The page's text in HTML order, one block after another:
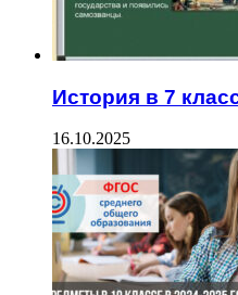
История в 7
16.10.2025